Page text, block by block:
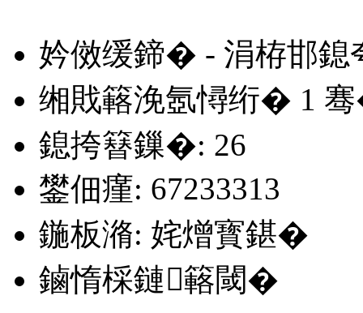
妗傚缓鍗� - 涓栫邯鎴
缃戝簵浼氬憳绗� 1
鎴挎簮鏁�: 26
鐢佃瘽: 67233313
鍦板潃: 姹熷寳鍖�
鏀惰棌鏈簵閾�